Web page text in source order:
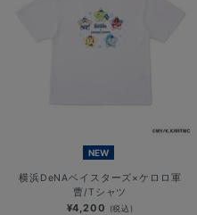
NEW
横浜DeNAベイスターズ×ケロロ軍
曹/Tシャツ
¥4,200 (税込)